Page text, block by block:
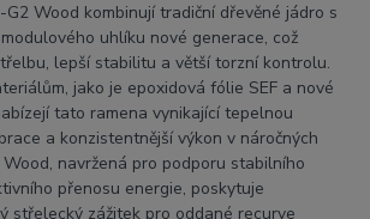
Wood kombinují tradiční dřevěné jádro s
uhlíku nové generace, což
lepší stabilitu a větší torzní kontrolu.
jako je epoxidová fólie SEF a nové
tato ramena vynikající tepelnou
a konzistentnější výkon v náročných
navržená pro podporu stabilního
přenosu energie, poskytuje
střelecký zážitek pro oddané recurve